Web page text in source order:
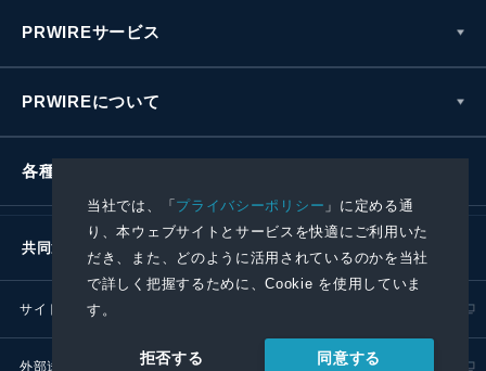
当社では、「プライバシーポリシー 」に定める通
り、本ウェブサイトとサービスを快適にご利用いた
だき、また、どのように活用されているのかを当社
で詳しく把握するために、Cookie を使用していま
す。
拒否する 同意する
PRWIREサービス
PRWIREについて
各種お問い合わせ
共同通信社グループ
サイトポリシー
外部送信ポリシー プレスリリース取扱基準